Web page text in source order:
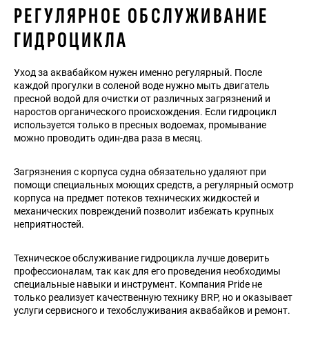
РЕГУЛЯРНОЕ ОБСЛУЖИВАНИЕ
ГИДРОЦИКЛА
Уход за аквабайком нужен именно регулярный. После
каждой прогулки в соленой воде нужно мыть двигатель
пресной водой для очистки от различных загрязнений и
наростов органического происхождения. Если гидроцикл
используется только в пресных водоемах, промывание
можно проводить один-два раза в месяц.
Загрязнения с корпуса судна обязательно удаляют при
помощи специальных моющих средств, а регулярный осмотр
корпуса на предмет потеков технических жидкостей и
механических повреждений позволит избежать крупных
неприятностей.
Техническое обслуживание гидроцикла лучше доверить
профессионалам, так как для его проведения необходимы
специальные навыки и инструмент. Компания Pride не
только реализует качественную технику BRP, но и оказывает
услуги сервисного и техобслуживания аквабайков и ремонт.